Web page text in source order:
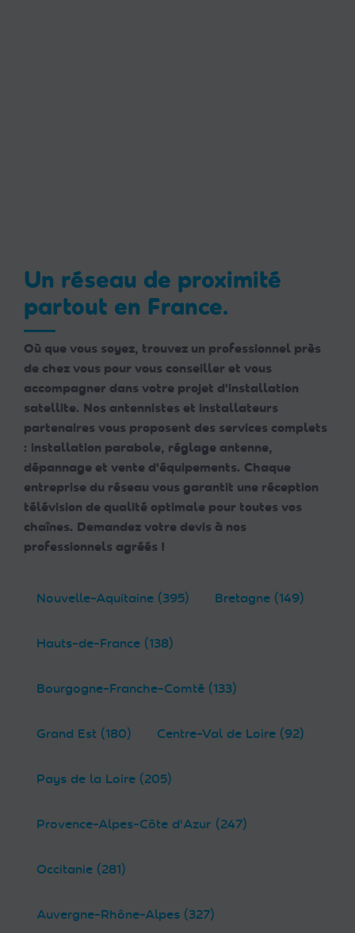
Un réseau de proximité
partout en France.
Où que vous soyez, trouvez un professionnel près
de chez vous pour vous conseiller et vous
accompagner dans votre projet d'installation
satellite. Nos antennistes et installateurs
partenaires vous proposent des services complets
: installation parabole, réglage antenne,
dépannage et vente d'équipements. Chaque
entreprise du réseau vous garantit une réception
télévision de qualité optimale pour toutes vos
chaînes. Demandez votre devis à nos
professionnels agréés !
Nouvelle-Aquitaine (395) Bretagne (149)
Hauts-de-France (138)
Bourgogne-Franche-Comté (133)
Grand Est (180) Centre-Val de Loire (92)
Pays de la Loire (205)
Provence-Alpes-Côte d'Azur (247)
Occitanie (281)
Auvergne-Rhône-Alpes (327)